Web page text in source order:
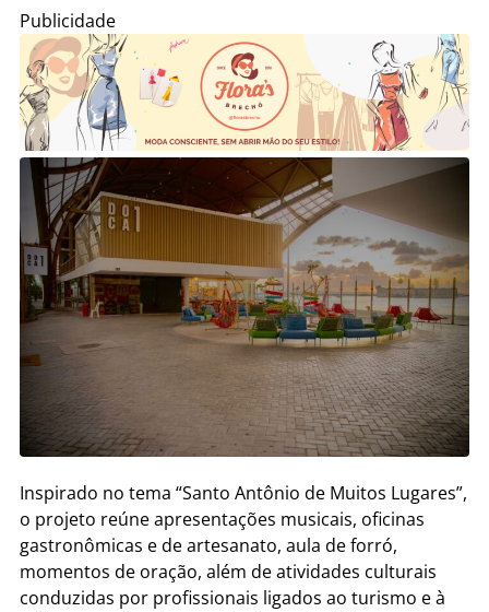
Publicidade
Inspirado no tema “Santo Antônio de Muitos Lugares”,
o projeto reúne apresentações musicais, oficinas
gastronômicas e de artesanato, aula de forró,
momentos de oração, além de atividades culturais
conduzidas por profissionais ligados ao turismo e à